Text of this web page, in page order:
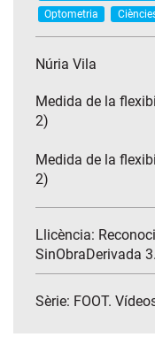
Optometria
Núria Vila
Medida de la
2)
Medida de la
2)
Llicència:
SinObraDerivada
Sèrie: FOOT.